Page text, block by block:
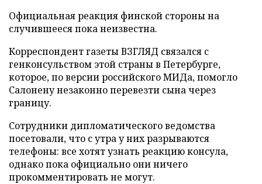
Официальная реакция финской стороны на
случившееся пока неизвестна.
Корреспондент газеты ВЗГЛЯД связался с
генконсульством этой страны в Петербурге,
которое, по версии российского МИДа, помогло
Салонену незаконно перевезти сына через
границу.
Сотрудники дипломатического ведомства
посетовали, что с утра у них разрываются
телефоны: все хотят узнать реакцию консула,
однако пока официально они ничего
прокомментировать не могут.